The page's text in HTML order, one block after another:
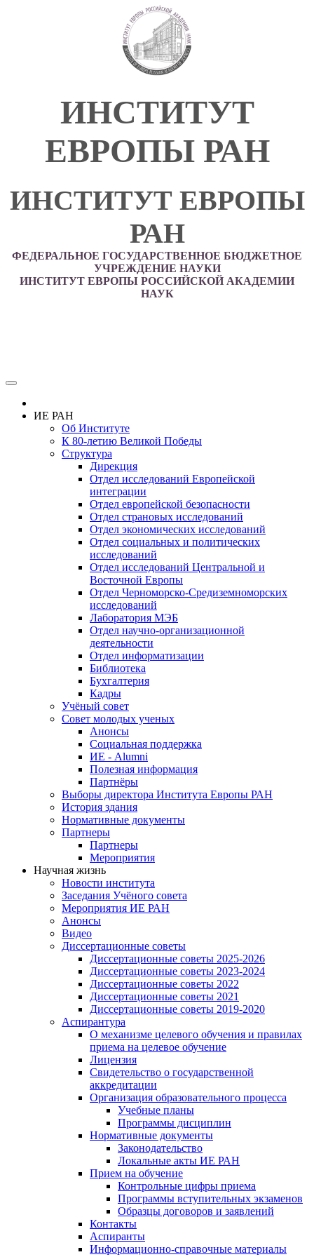
ИНСТИТУТ
ЕВРОПЫ РАН
ИНСТИТУТ ЕВРОПЫ
РАН
ФЕДЕРАЛЬНОЕ ГОСУДАРСТВЕННОЕ БЮДЖЕТНОЕ
УЧРЕЖДЕНИЕ НАУКИ
ИНСТИТУТ ЕВРОПЫ РОССИЙСКОЙ АКАДЕМИИ
НАУК
ИЕ РАН
Об Институте
К 80-летию Великой Победы
Структура
Дирекция
Отдел исследований Европейской
интеграции
Отдел европейской безопасности
Отдел страновых исследований
Отдел экономических исследований
Отдел социальных и политических
исследований
Отдел исследований Центральной и
Восточной Европы
Отдел Черноморско-Средиземноморских
исследований
Лаборатория МЭБ
Отдел научно-организационной
деятельности
Отдел информатизации
Библиотека
Бухгалтерия
Кадры
Учёный совет
Совет молодых ученых
Анонсы
Социальная поддержка
ИЕ - Alumni
Полезная информация
Партнёры
Выборы директора Института Европы РАН
История здания
Нормативные документы
Партнеры
Партнеры
Мероприятия
Научная жизнь
Новости института
Заседания Учёного совета
Мероприятия ИЕ РАН
Анонсы
Видео
Диссертационные советы
Диссертационные советы 2025-2026
Диссертационные советы 2023-2024
Диссертационные советы 2022
Диссертационные советы 2021
Диссертационные советы 2019-2020
Аспирантура
О механизме целевого обучения и правилах
приема на целевое обучение
Лицензия
Свидетельство о государственной
аккредитации
Организация образовательного процесса
Учебные планы
Программы дисциплин
Нормативные документы
Законодательство
Локальные акты ИЕ РАН
Прием на обучение
Контрольные цифры приема
Программы вступительных экзаменов
Образцы договоров и заявлений
Контакты
Аспиранты
Информационно-справочные материалы